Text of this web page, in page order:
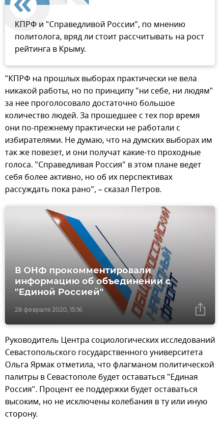
КПРФ и "Справедливой России", по мнению
политолога, вряд ли стоит рассчитывать на рост
рейтинга в Крыму.
"КПРФ на прошлых выборах практически не вела
никакой работы, но по принципу "ни себе, ни людям"
за нее проголосовало достаточно большое
количество людей. За прошедшее с тех пор время
они по-прежнему практически не работали с
избирателями. Не думаю, что на думских выборах им
так же повезет, и они получат какие-то проходные
голоса. "Справедливая Россия" в этом плане ведет
себя более активно, но об их перспективах
рассуждать пока рано", – сказал Петров.
28 февраля 2020, 15:16
В ОНФ прокомментировали
информацию об объединении с
"Единой Россией"
Руководитель Центра социологических исследований
Севастопольского государственного университета
Ольга Ярмак отметила, что флагманом политической
палитры в Севастополе будет оставаться "Единая
Россия". Процент ее поддержки будет оставаться
высоким, но не исключены колебания в ту или иную
сторону.